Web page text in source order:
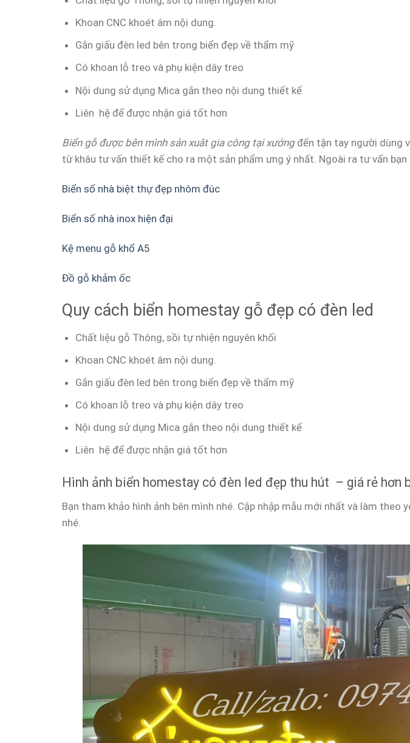
Khoan CNC khoét âm nội dung.
Gắn giấu đèn led bên trong biển đẹp về thẩm mỹ
Có khoan lỗ treo và phụ kiện dây treo
Nội dung sử dụng Mica gắn theo nội dung thiết kế
Liên hệ để được nhận giá tốt hơn
Biển gỗ được bên mình sản xuât gia công tại xưởngđến tận tay người dùng
từ khâu tư vấn thiết kế cho ra một sản phẩm ưng ý nhất. Ngoài ra tư vấn
Biển số nhà biệt thự đẹp nhôm đúc
Biển số nhà inox hiện đại
Kệ menu gỗ khổ A5
Đồ gỗ khảm ốc
Quy cách biển homestay gỗ đẹp có đèn led
Chất liệu gỗ Thông, sồi tự nhiện nguyên khối
Khoan CNC khoét âm nội dung.
Gắn giấu đèn led bên trong biển đẹp về thẩm mỹ
Có khoan lỗ treo và phụ kiện dây treo
Nội dung sử dụng Mica gắn theo nội dung thiết kế
Liên hệ để được nhận giá tốt hơn
Hình ảnh biển homestay có đèn led đẹp thu hút – giá rẻ hơn
Bạn tham khảo hình ảnh bên mình nhé. Cập nhập mẫu mới nhất và làm
nhé.